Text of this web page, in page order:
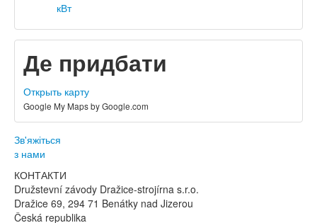
кВт
Де придбати
Открыть карту
Google My Maps by Google.com
Зв'яжіться
з нами
КОНТАКТИ
Družstevní závody Dražice-strojírna s.r.o.
Dražice 69, 294 71 Benátky nad Jizerou
Česká republika